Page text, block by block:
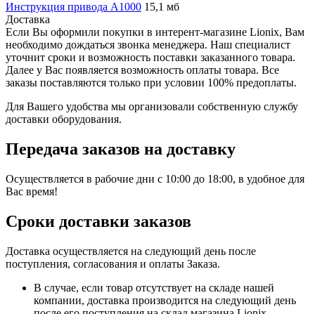
Инструкция привода A1000 15,1 мб
Доставка
Если Вы оформили покупки в интерент-магазине Lionix, Вам
необходимо дождаться звонка менеджера. Наш специалист
уточнит сроки и возможность поставки заказанного товара.
Далее у Вас появляется возможность оплаты товара. Все
заказы поставляются только при условии 100% предоплаты.
Для Вашего удобства мы организовали собственную службу
доставки оборудования.
Передача заказов на доставку
Осуществляется в рабочие дни с 10:00 до 18:00, в удобное для
Вас время!
Сроки доставки заказов
Доставка осуществляется на следующий день после
поступления, согласования и оплаты Заказа.
В случае, если товар отсутствует на складе нашей
компании, доставка производится на следующий день